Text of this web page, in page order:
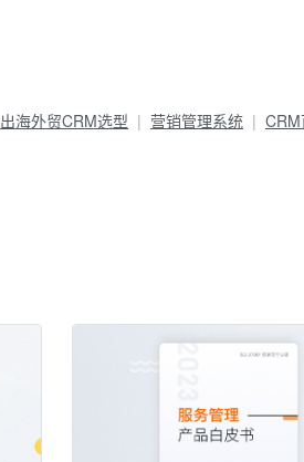
出海外贸CRM选型 营销管理系统